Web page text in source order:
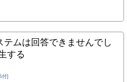
テムは回答できませんでし
する
付]